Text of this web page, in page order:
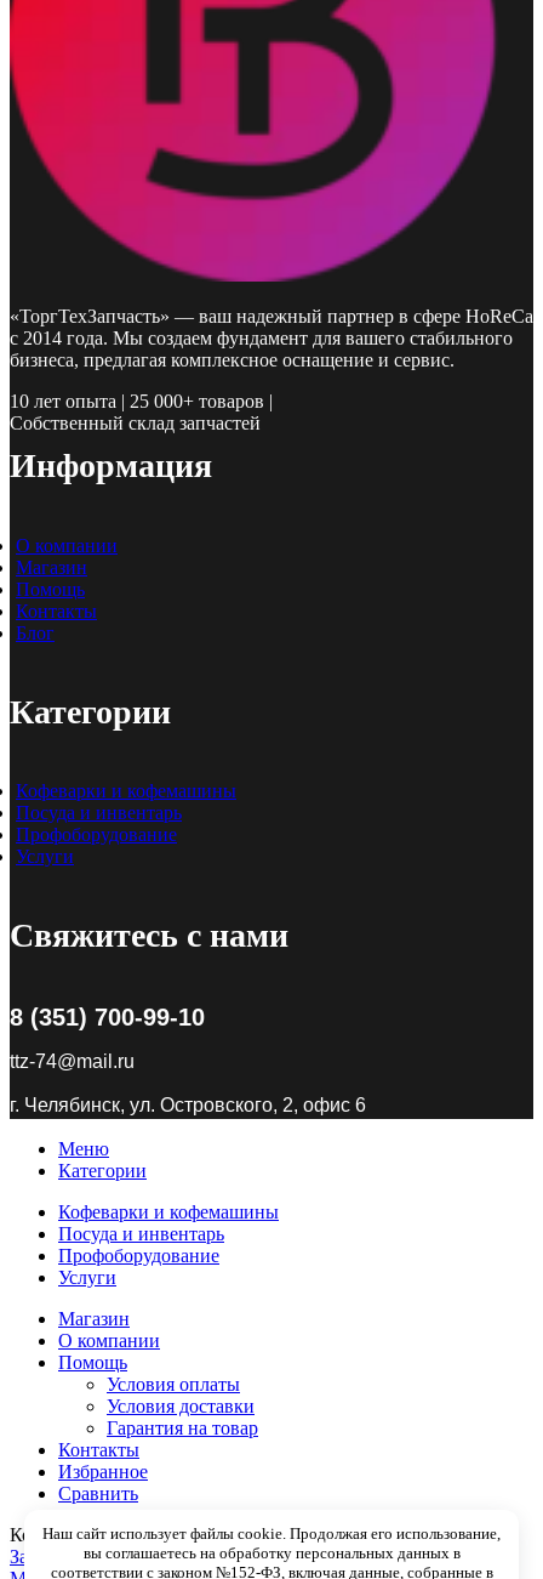
«ТоргТехЗапчасть» — ваш надежный партнер в сфере HoReCa
с 2014 года. Мы создаем фундамент для вашего стабильного
бизнеса, предлагая комплексное оснащение и сервис.
10 лет опыта | 25 000+ товаров |
Собственный склад запчастей
Информация
О компании
Магазин
Помощь
Контакты
Блог
Категории
Кофеварки и кофемашины
Посуда и инвентарь
Профоборудование
Услуги
Свяжитесь с нами
8 (351) 700-99-10
ttz-74@mail.ru
г. Челябинск, ул. Островского, 2, офис 6
Меню
Категории
Кофеварки и кофемашины
Посуда и инвентарь
Профоборудование
Услуги
Магазин
О компании
Помощь
Условия оплаты
Условия доставки
Гарантия на товар
Контакты
Избранное
Сравнить
Корзина
Закрыть
Наш сайт использует файлы cookie. Продолжая его использование,
вы соглашаетесь на обработку персональных данных в
соответствии с законом №152-ФЗ, включая данные, собранные в